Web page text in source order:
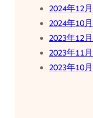
2024年12月
2024年10月
2023年12月
2023年11月
2023年10月